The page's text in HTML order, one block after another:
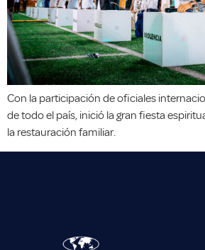
Con la participación de oficiales
de todo el país, inició la gran fiesta
la restauración familiar.